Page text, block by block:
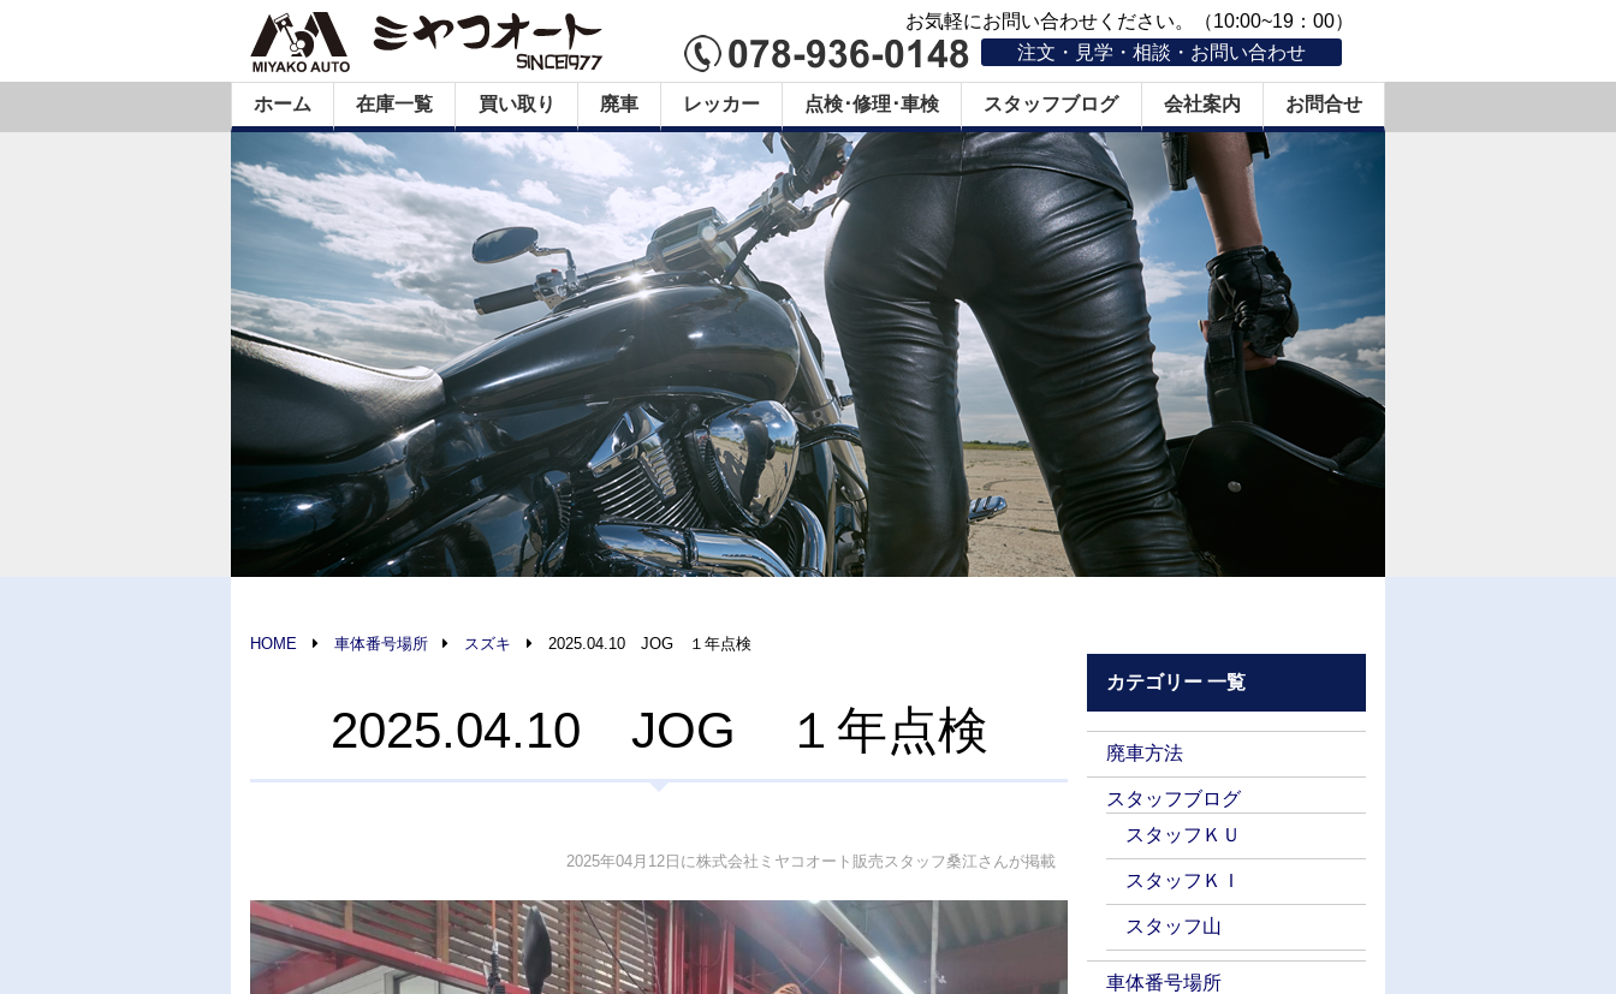
お気軽にお問い合わせください。（10:00~19：00）
注文・見学・相談・お問い合わせ
ホーム 在庫一覧 買い取り 廃車 レッカー 点検･修理･車検 スタッフブログ 会社案内 お問合せ
HOME 車体番号場所 スズキ 2025.04.10 JOG １年点検
2025.04.10 JOG １年点検
2025年04月12日に株式会社ミヤコオート販売スタッフ桑江さんが掲載
カテゴリー 一覧
廃車方法
スタッフブログ
スタッフＫＵ
スタッフＫＩ
スタッフ山
車体番号場所